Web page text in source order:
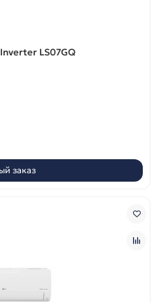
LS07GQ
заказ